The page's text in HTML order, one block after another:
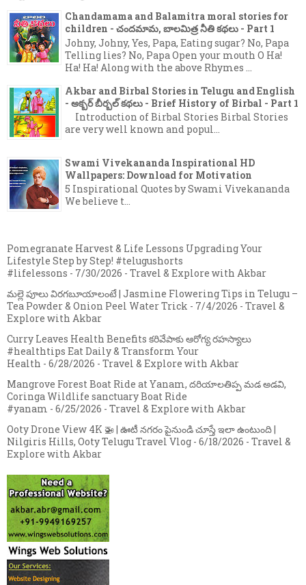
Chandamama and Balamitra moral stories for
children - చందమామ, బాలమిత్ర నీతి కథలు - Part 1
Johny, Johny, Yes, Papa, Eating sugar? No, Papa
Telling lies? No, Papa Open your mouth O Ha!
Ha! Ha! Along with the above Rhymes ...
Akbar and Birbal Stories in Telugu and English
- అక్బర్ బీర్బల్ కథలు - Brief History of Birbal - Part 1
Introduction of Birbal Stories Birbal Stories
are very well known and popul...
Swami Vivekananda Inspirational HD
Wallpapers: Download for Motivation
5 Inspirational Quotes by Swami Vivekananda
We believe t...
Pomegranate Harvest & Life Lessons Upgrading Your
Lifestyle Step by Step! #telugushorts
#lifelessons - 7/30/2026 - Travel & Explore with Akbar
మల్లె పూలు విరగబూయాలంటే | Jasmine Flowering Tips in Telugu –
Tea Powder & Onion Peel Water Trick - 7/4/2026 - Travel &
Explore with Akbar
Curry Leaves Health Benefits కరివేపాకు ఆరోగ్య రహస్యాలు
#healthtips Eat Daily & Transform Your
Health - 6/28/2026 - Travel & Explore with Akbar
Mangrove Forest Boat Ride at Yanam, దరియాలతిప్ప మడ అడవి,
Coringa Wildlife sanctuary Boat Ride
#yanam - 6/25/2026 - Travel & Explore with Akbar
Ooty Drone View 4K 🚁 | ఊటీ నగరం పైనుండి చూస్తే ఇలా ఉంటుంది |
Nilgiris Hills, Ooty Telugu Travel Vlog - 6/18/2026 - Travel &
Explore with Akbar